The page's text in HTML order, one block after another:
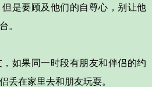
要顾及他们的自尊心，别让他
。
果同一时段有朋友和伴侣的约
丢在家里去和朋友玩耍。